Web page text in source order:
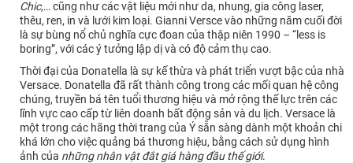
Chic,… cũng như các vật liệu mới như da, nhung, gia công laser,
thêu, ren, in và lưới kim loại. Gianni Versce vào những năm cuối đời
là sự bùng nổ chủ nghĩa cực đoan của thập niên 1990 – “less is
boring”, với các ý tưởng lập dị và có độ cảm thụ cao.
Thời đại của Donatella là sự kế thừa và phát triển vượt bậc của nhà
Versace. Donatella đã rất thành công trong các mối quan hệ công
chúng, truyền bá tên tuổi thương hiệu và mở rộng thế lực trên các
lĩnh vực cao cấp từ liên doanh bất động sản và du lịch. Versace là
một trong các hãng thời trang của Ý sẵn sàng dành một khoản chi
khá lớn cho việc quảng bá thương hiệu, bằng cách sử dụng hình
ảnh của những nhân vật đắt giá hàng đầu thế giới.